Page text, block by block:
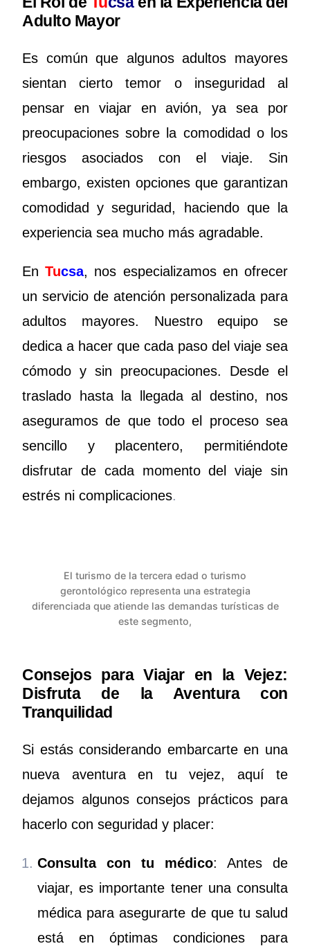
Adulto Mayor
Es común que algunos adultos mayores
sientan cierto temor o inseguridad al
pensar en viajar en avión, ya sea por
preocupaciones sobre la comodidad o los
riesgos asociados con el viaje. Sin
embargo, existen opciones que garantizan
comodidad y seguridad, haciendo que la
experiencia sea mucho más agradable.
EnTucsa, nos especializamos en ofrecer
un servicio de atención personalizada para
adultos mayores. Nuestro equipo se
dedica a hacer que cada paso del viaje sea
cómodo y sin preocupaciones. Desde el
traslado hasta la llegada al destino, nos
aseguramos de que todo el proceso sea
sencillo y placentero, permitiéndote
disfrutar de cada momento del viaje sin
estrés ni complicaciones.
El turismo de la tercera edad o turismo
gerontológico representa una estrategia
diferenciada que atiende las demandas turísticas de
este segmento,
Consejos para Viajar en la Vejez:
Disfruta de la Aventura con
Tranquilidad
Si estás considerando embarcarte en una
nueva aventura en tu vejez, aquí te
dejamos algunos consejos prácticos para
hacerlo con seguridad y placer:
Consulta con tu médico: Antes de
viajar, es importante tener una consulta
médica para asegurarte de que tu salud
está en óptimas condiciones para